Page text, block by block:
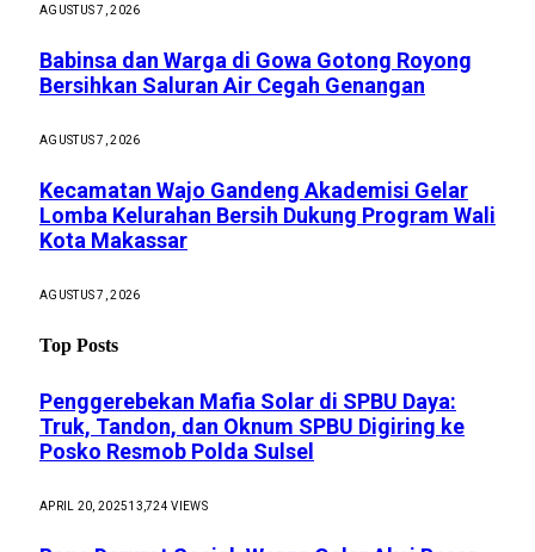
AGUSTUS 7, 2026
Babinsa dan Warga di Gowa Gotong Royong
Bersihkan Saluran Air Cegah Genangan
AGUSTUS 7, 2026
Kecamatan Wajo Gandeng Akademisi Gelar
Lomba Kelurahan Bersih Dukung Program Wali
Kota Makassar
AGUSTUS 7, 2026
Top Posts
Penggerebekan Mafia Solar di SPBU Daya:
Truk, Tandon, dan Oknum SPBU Digiring ke
Posko Resmob Polda Sulsel
APRIL 20, 202513,724VIEWS